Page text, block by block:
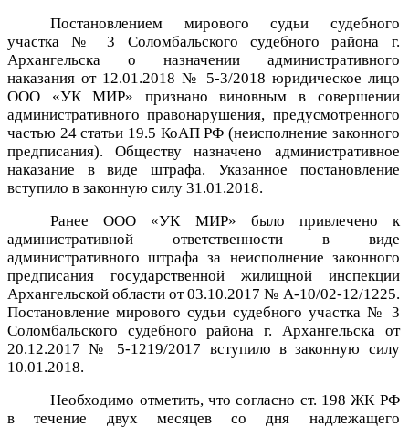
Постановлением мирового судьи судебного
участка № 3 Соломбальского судебного района г.
Архангельска о назначении административного
наказания от 12.01.2018 № 5-3/2018 юридическое лицо
ООО «УК МИР» признано виновным в совершении
административного правонарушения, предусмотренного
частью 24 статьи 19.5 КоАП РФ (неисполнение законного
предписания). Обществу назначено административное
наказание в виде штрафа. Указанное постановление
вступило в законную силу 31.01.2018.
Ранее ООО «УК МИР» было привлечено к
административной ответственности в виде
административного штрафа за неисполнение законного
предписания государственной жилищной инспекции
Архангельской области от 03.10.2017 № А-10/02-12/1225.
Постановление мирового судьи судебного участка № 3
Соломбальского судебного района г. Архангельска от
20.12.2017 № 5-1219/2017 вступило в законную силу
10.01.2018.
Необходимо отметить, что согласно ст. 198 ЖК РФ
в течение двух месяцев со дня надлежащего